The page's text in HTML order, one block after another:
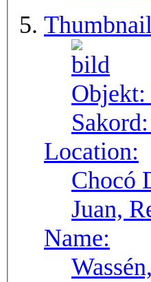
Objekt:
Sakord:
Location:
Chocó
Juan,
Name: